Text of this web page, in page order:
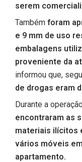
serem
Também foram
e 9 mm de uso
embalagens
proveniente da
informou que,
de drogas eram
Durante a
encontraram as
materiais ilícitos
vários móveis
apartamento.